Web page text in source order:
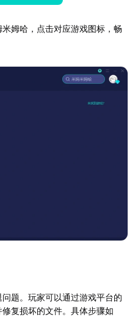
姆哈，点击对应游戏图标，畅
题。玩家可以通过游戏平台的
复损坏的文件。具体步骤如